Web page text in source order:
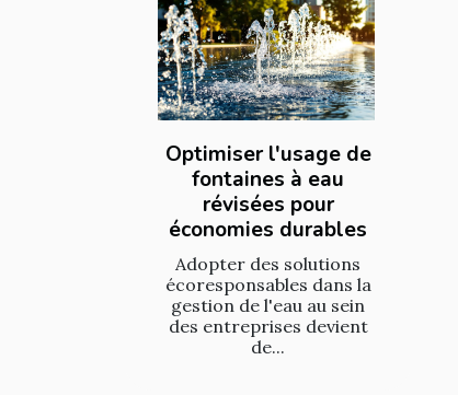
Optimiser l'usage de
fontaines à eau
révisées pour
économies durables
Adopter des solutions
écoresponsables dans la
gestion de l'eau au sein
des entreprises devient
de...